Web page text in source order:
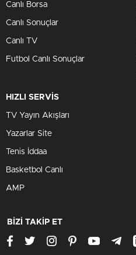
Canlı Borsa
Canlı Sonuçlar
Canlı TV
Futbol Canlı Sonuçlar
HIZLI SERVİS
TV Yayın Akışları
Yazarlar Site
Tenis İddaa
Basketbol Canlı
AMP
BİZİ TAKİP ET